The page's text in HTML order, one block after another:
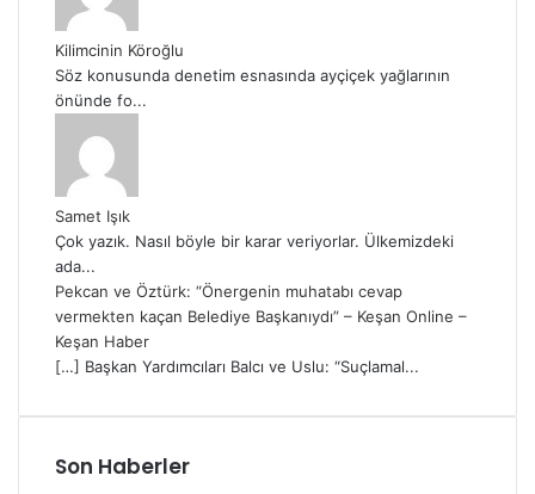
Kilimcinin Köroğlu
Söz konusunda denetim esnasında ayçiçek yağlarının
önünde fo...
Samet Işık
Çok yazık. Nasıl böyle bir karar veriyorlar. Ülkemizdeki
ada...
Pekcan ve Öztürk: “Önergenin muhatabı cevap
vermekten kaçan Belediye Başkanıydı” – Keşan Online –
Keşan Haber
[…] Başkan Yardımcıları Balcı ve Uslu: “Suçlamal...
Son Haberler